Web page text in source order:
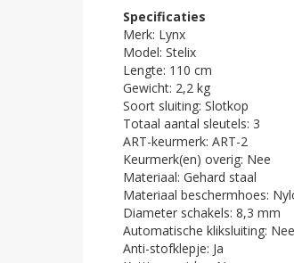
Specificaties
Merk: Lynx
Model: Stelix
Lengte: 110 cm
Gewicht: 2,2 kg
Soort sluiting: Slotkop
Totaal aantal sleutels: 3
ART-keurmerk: ART-2
Keurmerk(en) overig: Nee
Materiaal: Gehard staal
Materiaal beschermhoes:
Diameter schakels: 8,3 mm
Automatische kliksluiting: Nee
Anti-stofklepje: Ja